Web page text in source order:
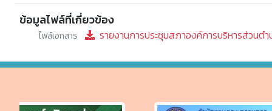
ข้อมูลไฟล์ที่เกี่ยวข้อง
ไฟล์เอกสาร รายงานการประชุมสภาองค์การบริหารส่วน